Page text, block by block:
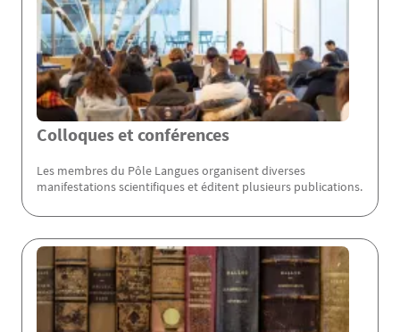
Colloques et conférences
Les membres du Pôle Langues organisent diverses
manifestations scientifiques et éditent plusieurs publications.